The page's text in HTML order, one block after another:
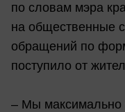
по словам мэра
на общественные
обращений по
поступило от
– Мы максимально